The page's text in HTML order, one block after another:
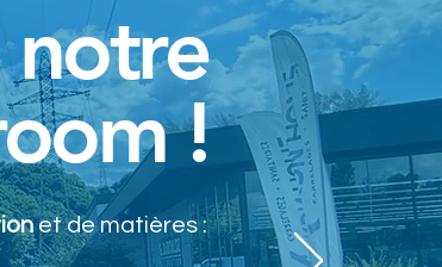
notre
!
et de matières :